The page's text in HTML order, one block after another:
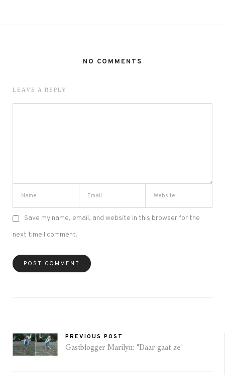
NO COMMENTS
LEAVE A REPLY
Save my name, email, and website in this browser for the
next time I comment.
PREVIOUS POST
Gastblogger Marilyn: "Daar gaat ze"